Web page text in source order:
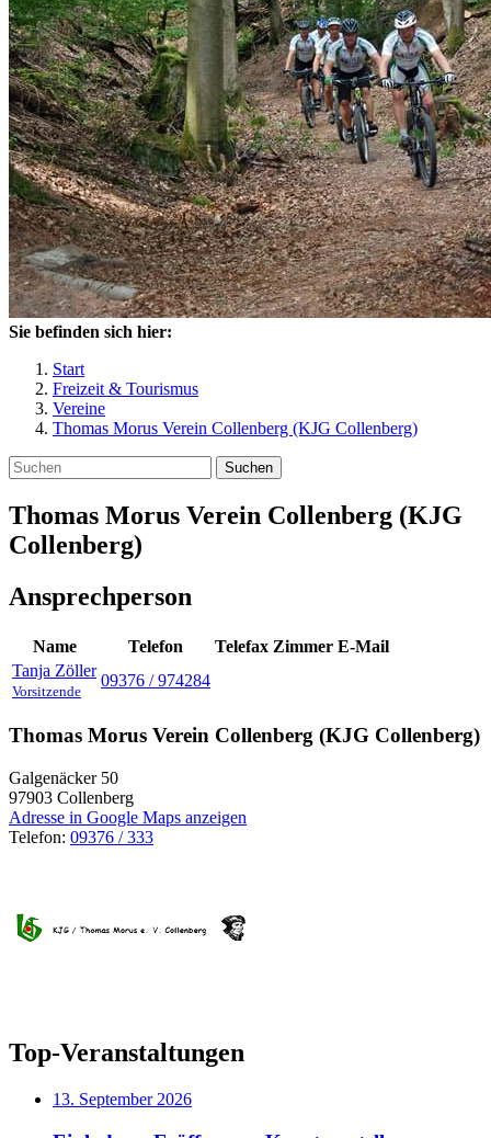
Sie befinden sich hier:
Start
Freizeit & Tourismus
Vereine
Thomas Morus Verein Collenberg (KJG Collenberg)
Suchen
Thomas Morus Verein Collenberg (KJG
Collenberg)
Ansprechperson
Name Telefon Telefax Zimmer E-Mail
Tanja Zöller
Vorsitzende
09376 / 974284
Thomas Morus Verein Collenberg (KJG Collenberg)
Galgenäcker 50
97903 Collenberg
Adresse in Google Maps anzeigen
Telefon: 09376 / 333
Top-Veranstaltungen
13. September 2026